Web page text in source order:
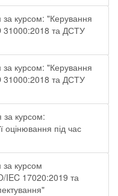
за курсом: "Керування
31000:2018 та ДСТУ
за курсом: "Керування
31000:2018 та ДСТУ
за курсом:
оцінювання під час
за курсом
IEC 17020:2019 та